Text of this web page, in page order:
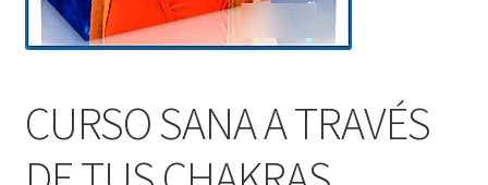
CURSO SANA A TRAVÉS